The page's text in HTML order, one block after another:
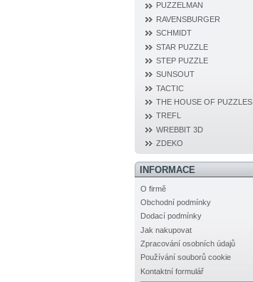
PUZZELMAN
RAVENSBURGER
SCHMIDT
STAR PUZZLE
STEP PUZZLE
SUNSOUT
TACTIC
THE HOUSE OF PUZZLES
TREFL
WREBBIT 3D
ZDEKO
INFORMACE
O firmě
Obchodní podmínky
Dodací podmínky
Jak nakupovat
Zpracování osobních údajů
Používání souborů cookie
Kontaktní formulář